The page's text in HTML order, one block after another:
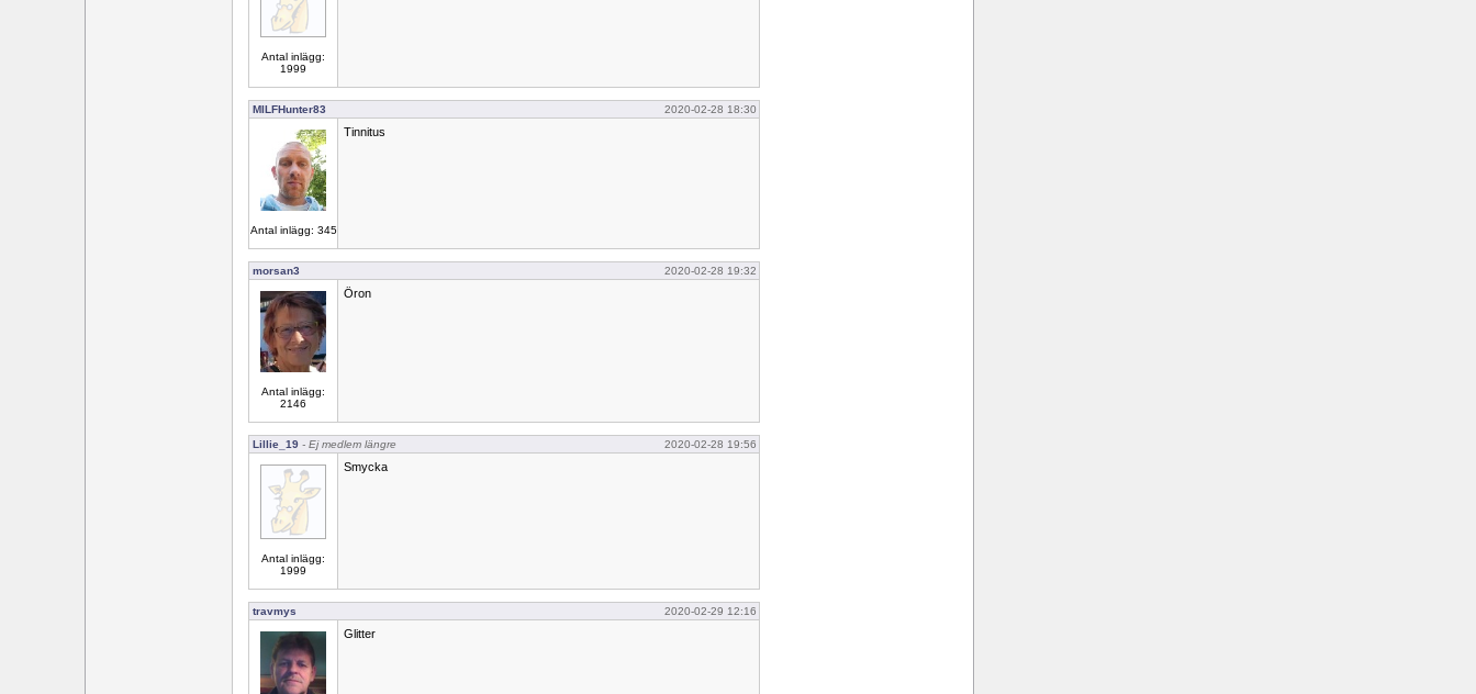
Antal inlägg:
1999
MILFHunter83 2020-02-28 18:30
Antal inlägg: 345
Tinnitus
morsan3 2020-02-28 19:32
Antal inlägg:
2146
Öron
Lillie_19 - Ej medlem längre 2020-02-28 19:56
Antal inlägg:
1999
Smycka
travmys 2020-02-29 12:16
Glitter